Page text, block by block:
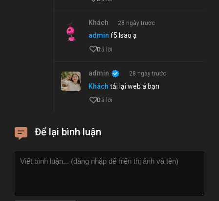
Khách 28 ngày trước
admin f5 lsao ạ
0
Trả lời
admin 28 ngày trước
Khách tải lại web á bạn
0
Trả lời
Để lại bình luận